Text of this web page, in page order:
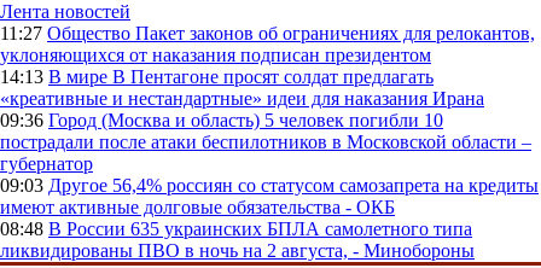
Лента новостей
11:27 Общество Пакет законов об ограничениях для релокантов,
уклоняющихся от наказания подписан президентом
14:13 В мире В Пентагоне просят солдат предлагать
«креативные и нестандартные» идеи для наказания Ирана
09:36 Город (Москва и область) 5 человек погибли 10
пострадали после атаки беспилотников в Московской области –
губернатор
09:03 Другое 56,4% россиян со статусом самозапрета на кредиты
имеют активные долговые обязательства - ОКБ
08:48 В России 635 украинских БПЛА самолетного типа
ликвидированы ПВО в ночь на 2 августа, - Минобороны